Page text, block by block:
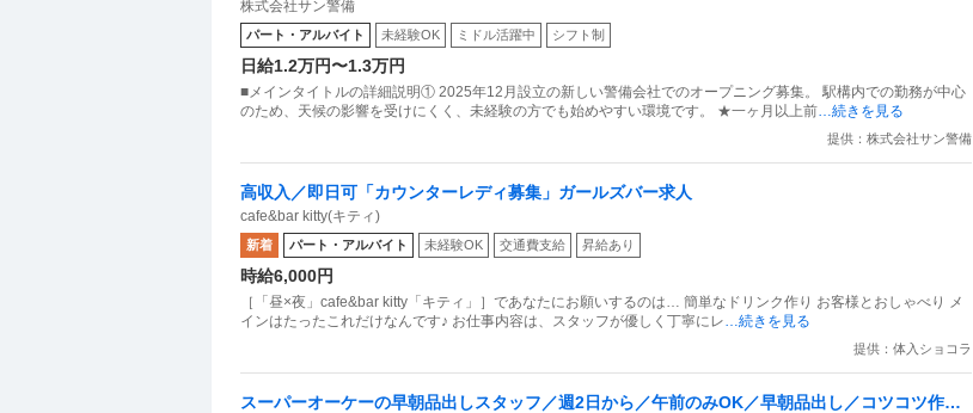
株式会社サン警備
パート・アルバイト 未経験OK ミドル活躍中 シフト制
日給1.2万円〜1.3万円
■メインタイトルの詳細説明① 2025年12月設立の新しい警備会社でのオープニング募集。 駅構内での勤務が中心
のため、天候の影響を受けにくく、未経験の方でも始めやすい環境です。 ★一ヶ月以上前…続きを見る
提供：株式会社サン警備
高収入／即日可「カウンターレディ募集」ガールズバー求人
cafe&bar kitty(キティ)
新着 パート・アルバイト 未経験OK 交通費支給 昇給あり
時給6,000円
［「昼×夜」cafe&bar kitty「キティ」］であなたにお願いするのは… 簡単なドリンク作り お客様とおしゃべり メ
インはたったこれだけなんです♪ お仕事内容は、スタッフが優しく丁寧にレ…続きを見る
提供：体入ショコラ
スーパーオーケーの早朝品出しスタッフ／週2日から／午前のみOK／早朝品出し／コツコツ作業